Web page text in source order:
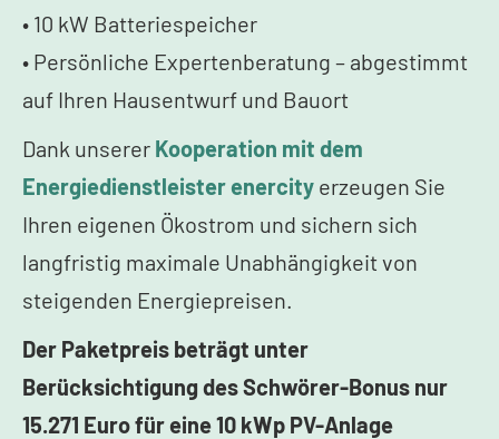
• 10 kW Batteriespeicher
• Persönliche Expertenberatung – abgestimmt
auf Ihren Hausentwurf und Bauort
Dank unserer Kooperation mit dem
Energiedienstleister enercity erzeugen Sie
Ihren eigenen Ökostrom und sichern sich
langfristig maximale Unabhängigkeit von
steigenden Energiepreisen.
Der Paketpreis beträgt unter
Berücksichtigung des Schwörer-Bonus nur
15.271 Euro für eine 10 kWp PV-Anlage